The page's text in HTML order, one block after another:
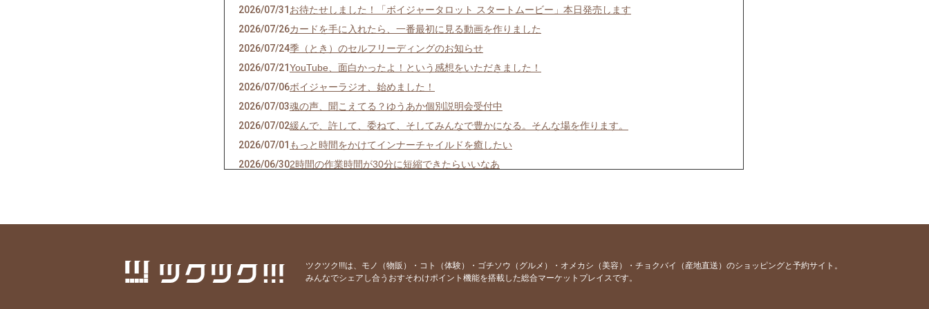
2026/07/31 お待たせしました！「ボイジャータロット スタートムービー」本日発売します
2026/07/26カードを手に入れたら、一番最初に見る動画を作りました
2026/07/24季（とき）のセルフリーディングのお知らせ
2026/07/21YouTube、面白かったよ！という感想をいただきました！
2026/07/06ボイジャーラジオ、始めました！
2026/07/03魂の声、聞こえてる？ゆうあか個別説明会受付中
2026/07/02緩んで、許して、委ねて、そしてみんなで豊かになる。そんな場を作ります。
2026/07/01 もっと時間をかけてインナーチャイルドを癒したい
2026/06/302時間の作業時間が30分に短縮できたらいいなあ
2026/06/13この講座、私が一番受けたかった
アロマボイジャー、大きく変わります
2026/05/26
どうしたらお金と仲良くなれるのかな？
ツクツク!!!は、モノ（物販）・コト（体験）・ゴチソウ（グルメ）・オメカシ（美容）・チョクバイ（産地直送）のショッピングと予約サイト。
みんなでシェアし合うおすそわけポイント機能を搭載した総合マーケットプレイスです。